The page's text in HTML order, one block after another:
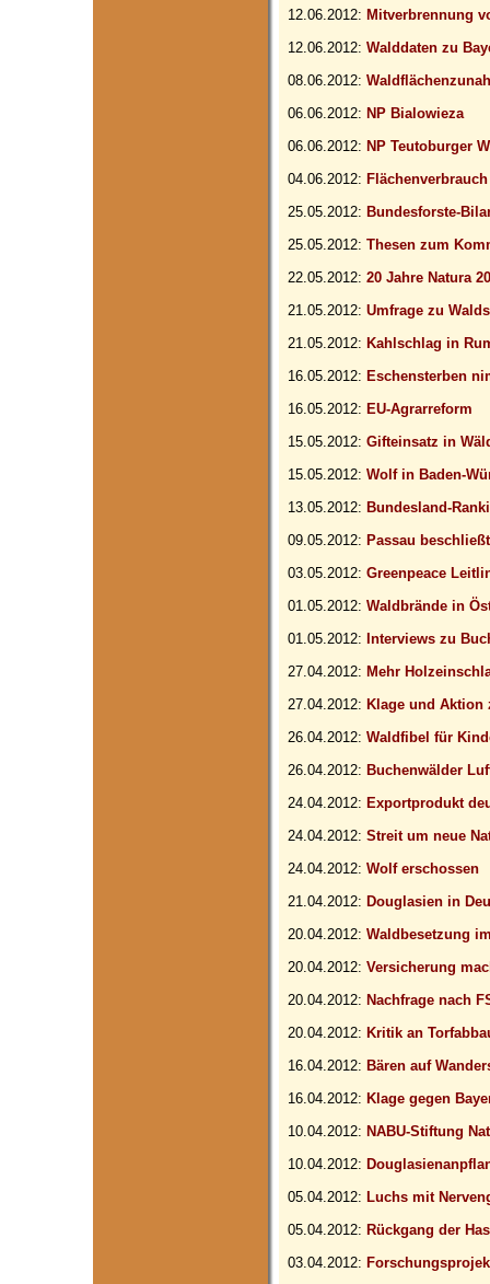
12.06.2012: Mitverbrennung
12.06.2012: Walddaten zu
08.06.2012:
06.06.2012: NP Bialowieza
06.06.2012: NP Teutoburger
04.06.2012:
25.05.2012: Bundesforste-
25.05.2012: Thesen zum
22.05.2012: 20 Jahre Natura
21.05.2012: Umfrage zu
21.05.2012: Kahlschlag in
16.05.2012: Eschensterben
16.05.2012: EU-Agrarreform
15.05.2012: Gifteinsatz in
15.05.2012: Wolf in Baden-
13.05.2012: Bundesland-
09.05.2012: Passau
03.05.2012: Greenpeace
01.05.2012: Waldbrände in
01.05.2012: Interviews zu
27.04.2012: Mehr
27.04.2012: Klage und Aktion
26.04.2012: Waldfibel für
26.04.2012: Buchenwälder
24.04.2012: Exportprodukt
24.04.2012: Streit um neue
24.04.2012: Wolf erschossen
21.04.2012: Douglasien in
20.04.2012: Waldbesetzung
20.04.2012: Versicherung
20.04.2012: Nachfrage nach
20.04.2012: Kritik an
16.04.2012: Bären auf
16.04.2012: Klage gegen
10.04.2012: NABU-Stiftung
10.04.2012:
05.04.2012: Luchs mit
05.04.2012: Rückgang der
03.04.2012: